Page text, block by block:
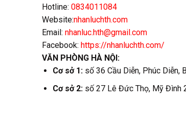
Hotline: 0834011084
Website:nhanluchth.com
Email: nhanluc.hth@gmail.com
Facebook: https://nhanluchth.com/
VĂN PHÒNG HÀ NỘI:
Cơ sở 1:số 36 Cầu Diễn, Phúc Diễn,
Cơ sở 2:số 27 Lê Đức Thọ, Mỹ Đình